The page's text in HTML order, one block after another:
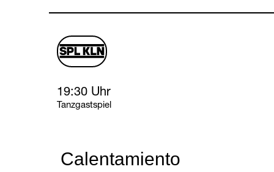
Calentamiento
Saturday, 17 April 2027
19:30 Uhr
Tanzgastspiel
schauspiel